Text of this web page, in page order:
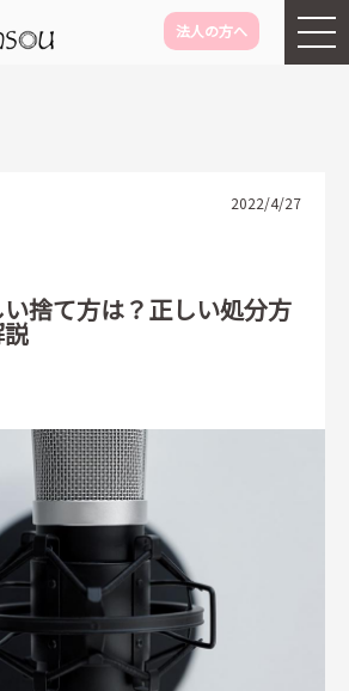
法人の方へ
2022/4/27
捨て方は？正しい処分方